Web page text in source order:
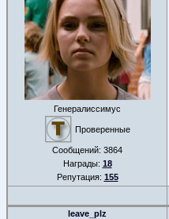
Генералиссимус
Проверенные
Сообщений: 3864
Награды: 18
Репутация: 155
leave_plz